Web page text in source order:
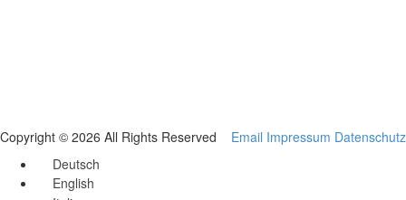
Copyright © 2026 All Rights Reserved Email Impressum Datenschutz
Deutsch
English